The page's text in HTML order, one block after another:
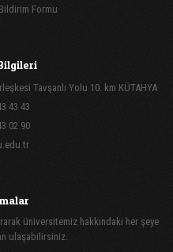
Formu
Tavşanlı Yolu 10. km KÜTAHYA
43 43
02 90
üniversitemiz hakkındaki her şeye
ulaşabilirsiniz.